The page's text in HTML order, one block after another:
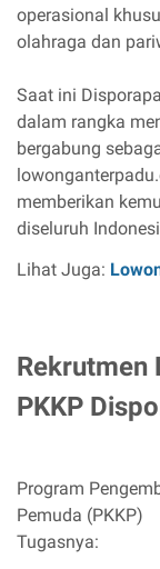
operasional
olahraga dan
Saat ini
dalam rangka
bergabung
memberikan
diseluruh
Lihat Juga:
Rekrutmen
PKKP
Program
Pemuda (PKKP)
Tugasnya: